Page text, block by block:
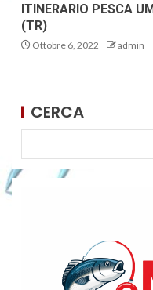
ITINERARIO PESCA
(TR)
Ottobre 6, 2022 admin
CERCA